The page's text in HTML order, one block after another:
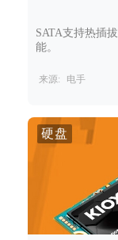
SATA支持热插
能。
来源: 电手
硬盘